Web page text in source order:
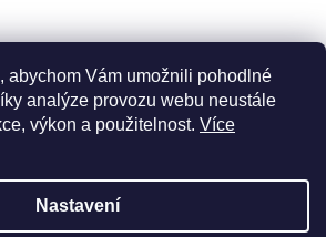
abychom Vám umožnili pohodlné
analýze provozu webu neustále
výkon a použitelnost. Více
Nastavení